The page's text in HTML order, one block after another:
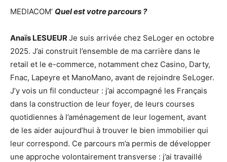
MEDIACOM’ Quel est votre parcours ?
Anaïs LESUEUR Je suis arrivée chez SeLoger en octobre
2025. J’ai construit l’ensemble de ma carrière dans le
retail et le e-commerce, notamment chez Casino, Darty,
Fnac, Lapeyre et ManoMano, avant de rejoindre SeLoger.
J’y vois un fil conducteur : j’ai accompagné les Français
dans la construction de leur foyer, de leurs courses
quotidiennes à l’aménagement de leur logement, avant
de les aider aujourd’hui à trouver le bien immobilier qui
leur correspond. Ce parcours m’a permis de développer
une approche volontairement transverse : j’ai travaillé